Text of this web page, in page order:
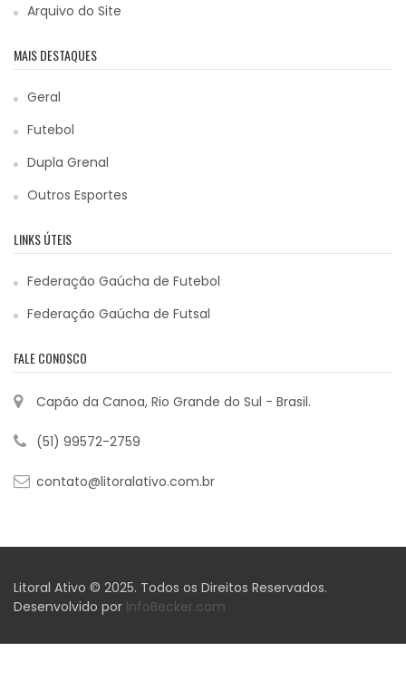
Arquivo do Site
MAIS DESTAQUES
Geral
Futebol
Dupla Grenal
Outros Esportes
LINKS ÚTEIS
Federação Gaúcha de Futebol
Federação Gaúcha de Futsal
FALE CONOSCO
Capão da Canoa, Rio Grande do Sul - Brasil.
(51) 99572-2759
contato@litoralativo.com.br
Litoral Ativo © 2025. Todos os Direitos Reservados.
Desenvolvido por InfoBecker.com